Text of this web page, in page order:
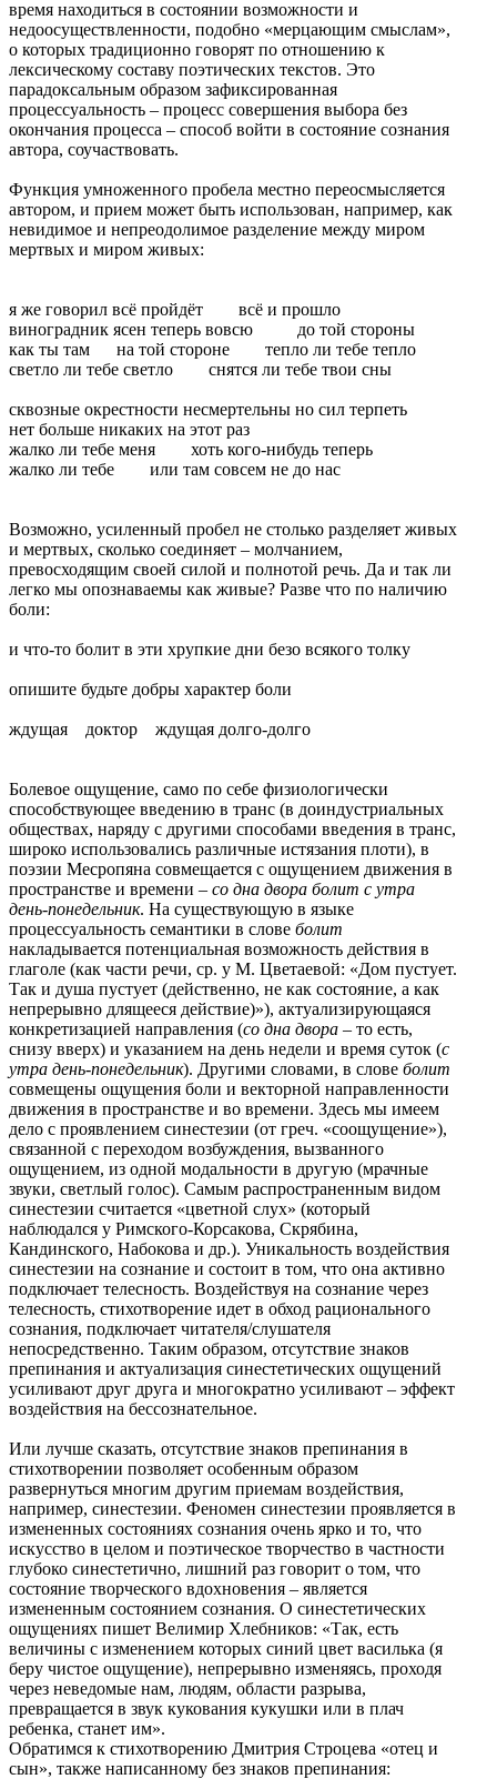
время находиться в состоянии возможности и
недоосуществленности, подобно «мерцающим смыслам»,
о которых традиционно говорят по отношению к
лексическому составу поэтических текстов. Это
парадоксальным образом зафиксированная
процессуальность – процесс совершения выбора без
окончания процесса – способ войти в состояние сознания
автора, соучаствовать.
Функция умноженного пробела местно переосмысляется
автором, и прием может быть использован, например, как
невидимое и непреодолимое разделение между миром
мертвых и миром живых:
я же говорил всё пройдёт всё и прошло
виноградник ясен теперь вовсю до той стороны
как ты там на той стороне тепло ли тебе тепло
светло ли тебе светло снятся ли тебе твои сны
сквозные окрестности несмертельны но сил терпеть
нет больше никаких на этот раз
жалко ли тебе меня хоть кого-нибудь теперь
жалко ли тебе или там совсем не до нас
Возможно, усиленный пробел не столько разделяет живых
и мертвых, сколько соединяет – молчанием,
превосходящим своей силой и полнотой речь. Да и так ли
легко мы опознаваемы как живые? Разве что по наличию
боли:
и что-то болит в эти хрупкие дни безо всякого толку
опишите будьте добры характер боли
ждущая доктор ждущая долго-долго
Болевое ощущение, само по себе физиологически
способствующее введению в транс (в доиндустриальных
обществах, наряду с другими способами введения в транс,
широко использовались различные истязания плоти), в
поэзии Месропяна совмещается с ощущением движения в
пространстве и времени – со дна двора болит с утра
день-понедельник. На существующую в языке
процессуальность семантики в слове болит
накладывается потенциальная возможность действия в
глаголе (как части речи, ср. у М. Цветаевой: «Дом пустует.
Так и душа пустует (действенно, не как состояние, а как
непрерывно длящееся действие)»), актуализирующаяся
конкретизацией направления (со дна двора – то есть,
снизу вверх) и указанием на день недели и время суток (с
утра день-понедельник). Другими словами, в слове болит
совмещены ощущения боли и векторной направленности
движения в пространстве и во времени. Здесь мы имеем
дело с проявлением синестезии (от греч. «соощущение»),
связанной с переходом возбуждения, вызванного
ощущением, из одной модальности в другую (мрачные
звуки, светлый голос). Самым распространенным видом
синестезии считается «цветной слух» (который
наблюдался у Римского-Корсакова, Скрябина,
Кандинского, Набокова и др.). Уникальность воздействия
синестезии на сознание и состоит в том, что она активно
подключает телесность. Воздействуя на сознание через
телесность, стихотворение идет в обход рационального
сознания, подключает читателя/слушателя
непосредственно. Таким образом, отсутствие знаков
препинания и актуализация синестетических ощущений
усиливают друг друга и многократно усиливают – эффект
воздействия на бессознательное.
Или лучше сказать, отсутствие знаков препинания в
стихотворении позволяет особенным образом
развернуться многим другим приемам воздействия,
например, синестезии. Феномен синестезии проявляется в
измененных состояниях сознания очень ярко и то, что
искусство в целом и поэтическое творчество в частности
глубоко синестетично, лишний раз говорит о том, что
состояние творческого вдохновения – является
измененным состоянием сознания. О синестетических
ощущениях пишет Велимир Хлебников: «Так, есть
величины с изменением которых синий цвет василька (я
беру чистое ощущение), непрерывно изменяясь, проходя
через неведомые нам, людям, области разрыва,
превращается в звук кукования кукушки или в плач
ребенка, станет им».
Обратимся к стихотворению Дмитрия Строцева «отец и
сын», также написанному без знаков препинания: